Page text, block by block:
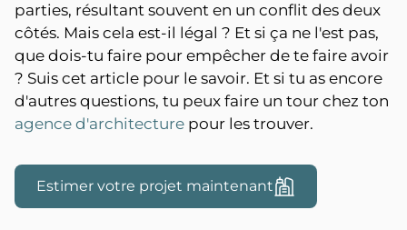
parties, résultant souvent en un conflit des deux
côtés. Mais cela est-il légal ? Et si ça ne l'est pas,
que dois-tu faire pour empêcher de te faire avoir
? Suis cet article pour le savoir. Et si tu as encore
d'autres questions, tu peux faire un tour chez ton
agence d'architecture pour les trouver.
Estimer votre projet maintenant